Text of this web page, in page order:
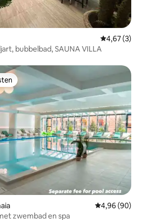
4,67 (3)
bubbelbad, SAUNA VILLA
Gemiddelde
4,96 (90)
zwembad en spa